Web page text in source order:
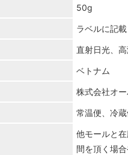
50g
ラベルに記載
直射日光、
ベトナム
株式会社オ
常温便、冷蔵
他モールと
間を頂く場